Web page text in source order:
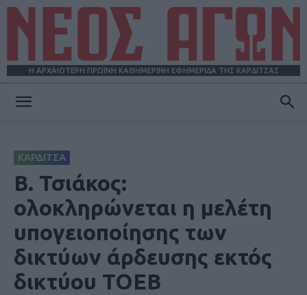
Η ΑΡΧΑΙΟΤΕΡΗ ΠΡΩΪΝΗ ΚΑΘΗΜΕΡΙΝΗ ΕΦΗΜΕΡΙΔΑ ΤΗΣ ΚΑΡΔΙΤΣΑΣ
ΚΑΡΔΙΤΣΑ
Β. Τσιάκος:
ολοκληρώνεται η μελέτη
υπογειοποίησης των
δικτύων άρδευσης εκτός
δικτύου ΤΟΕΒ